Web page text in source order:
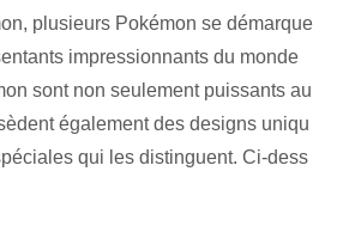
plusieurs Pokémon se démarque
impressionnants du monde
sont non seulement puissants au
également des designs uniqu
qui les distinguent. Ci-dess